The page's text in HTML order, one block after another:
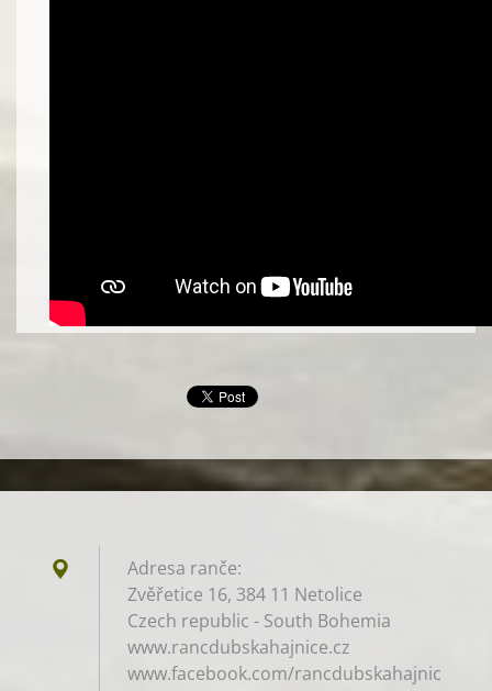
Adresa ranče:
Zvěřetice 16, 384 11 Netolice
Czech republic - South Bohemia
www.rancdubskahajnice.cz
www.facebook.com/rancdubskahajnic